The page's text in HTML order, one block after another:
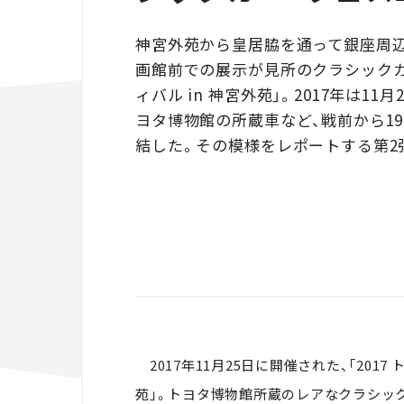
神宮外苑から皇居脇を通って銀座周
画館前での展示が見所のクラシック
ィバル in 神宮外苑」。2017年は11
ヨタ博物館の所蔵車など、戦前から
結した。その模様をレポートする第
2017年11月25日に開催された、「2017
苑」。トヨタ博物館所蔵のレアなクラシ